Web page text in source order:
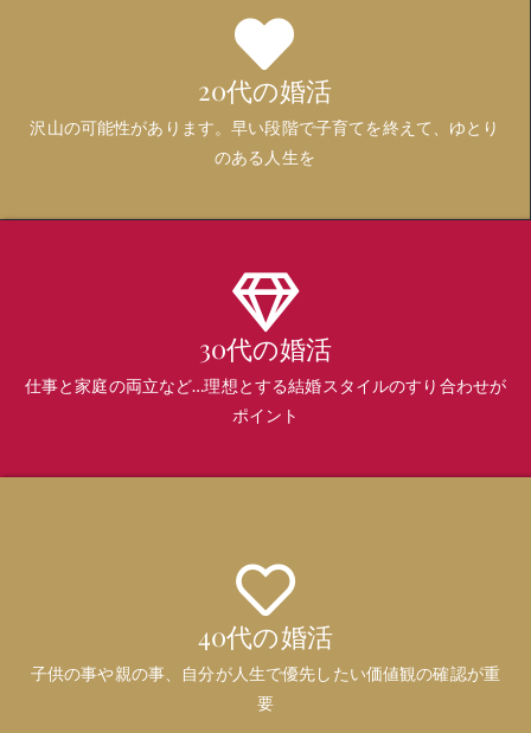
20代の婚活
沢山の可能性があります。早い段階で子育てを終えて、ゆとり
のある人生を
30代の婚活
仕事と家庭の両立など…理想とする結婚スタイルのすり合わせが
ポイント
40代の婚活
子供の事や親の事、自分が人生で優先したい価値観の確認が重
要